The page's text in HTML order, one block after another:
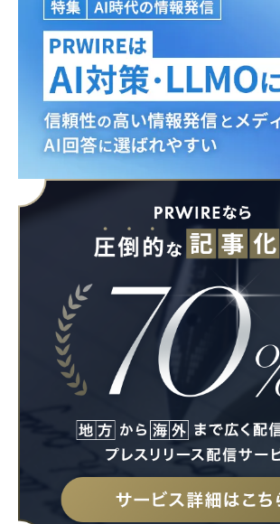
Japanese